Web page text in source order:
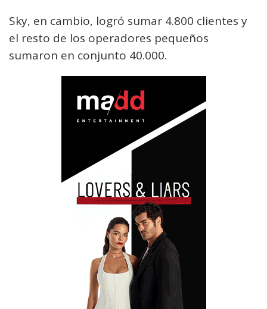
Sky, en cambio, logró sumar 4.800 clientes y
el resto de los operadores pequeños
sumaron en conjunto 40.000.